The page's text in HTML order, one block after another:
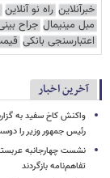
خبرآنلاین راه نو آنلاین
مبل مینیمال جراح
اعتبارسنجی بانکی
آخرین اخبار
واکنش کاخ سفید به
رئیس جمهور وزیر را
نشست چهارجانبه
تفاهم‌نامه بازگردند